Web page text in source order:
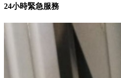
24小時緊急服務